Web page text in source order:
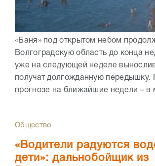
«Баня» под открытом небом
Волгоградскую область до конца
уже на следующей неделе
получат долгожданную передышку.
прогнозе на ближайшие недели – в
Общество
«Водители радуются
дети»: дальнобойщик из